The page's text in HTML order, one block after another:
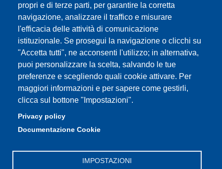
propri e di terze parti, per garantire la corretta
navigazione, analizzare il traffico e misurare
l'efficacia delle attività di comunicazione
istituzionale. Se prosegui la navigazione o clicchi su
"Accetta tutti", ne acconsenti l'utilizzo; in alternativa,
puoi personalizzare la scelta, salvando le tue
preferenze e scegliendo quali cookie attivare. Per
maggiori informazioni e per sapere come gestirli,
clicca sul bottone "Impostazioni".
Privacy policy
Documentazione Cookie
IMPOSTAZIONI
Privacy e cookie policy
Partita IVA: 00427620364
Dipartimento di Economia Marco Biagi
Sede: Via Berengario 51 - 41121 Modena
e-mail: info.economia@unimore.it | PEC:
Centralino: 059 / 205 6711
Portineria via Fontanelli: 059 / 205 7111